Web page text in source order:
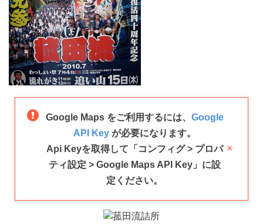
Google Maps をご利用するには、 Google
API Keyが必要になります。
Api Keyを取得して「コンフィグ > プロパ
ティ設定 > Google Maps API Key」に設
定ください。
×